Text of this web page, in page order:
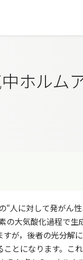
ホルム
人に対して発がん
の大気酸化過程で生
が，後者の光分解
とになります。こ